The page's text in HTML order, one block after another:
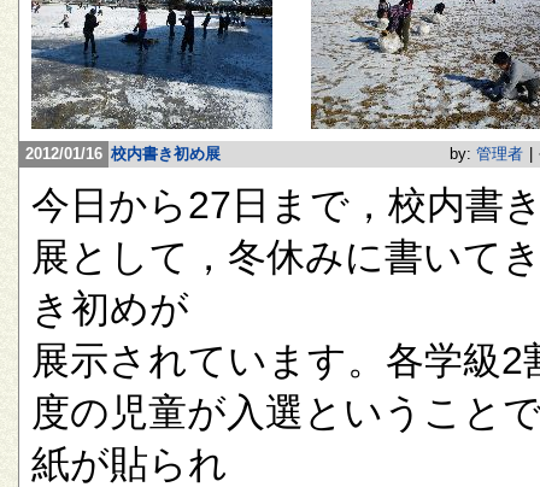
2012/01/16 校内書き初め展 by: 管理者
今日から27日まで，校内書
展として，冬休みに書いて
き初めが
展示されています。各学級2
度の児童が入選ということ
紙が貼られ